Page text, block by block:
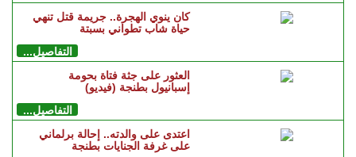
كان ينوي الهجرة.. جريمة قتل تنهي
حياة شاب تطواني بسبتة
التفاصيل...
العثور على جثة فتاة بحومة
إسبانيول بطنجة (فيديو)
التفاصيل...
اعتدى على والدته.. إحالة برلماني
على غرفة الجنايات بطنجة